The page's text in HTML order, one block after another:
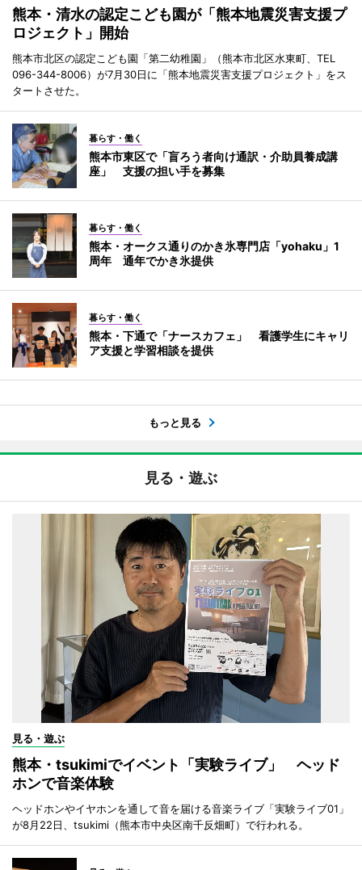
熊本・清水の認定こども園が「熊本地震災害支援プ
ロジェクト」開始
熊本市北区の認定こども園「第二幼稚園」（熊本市北区水東町、TEL
096-344-8006）が7月30日に「熊本地震災害支援プロジェクト」をス
タートさせた。
暮らす・働く
熊本市東区で「盲ろう者向け通訳・介助員養成講
座」 支援の担い手を募集
暮らす・働く
熊本・オークス通りのかき氷専門店「yohaku」1
周年 通年でかき氷提供
暮らす・働く
熊本・下通で「ナースカフェ」 看護学生にキャリ
ア支援と学習相談を提供
もっと見る
見る・遊ぶ
見る・遊ぶ
熊本・tsukimiでイベント「実験ライブ」 ヘッド
ホンで音楽体験
ヘッドホンやイヤホンを通して音を届ける音楽ライブ「実験ライブ01」
が8月22日、tsukimi（熊本市中央区南千反畑町）で行われる。